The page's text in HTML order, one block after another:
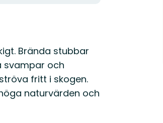
Brända stubbar
svampar och
fritt i skogen.
naturvärden och